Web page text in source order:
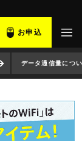
お申込
データ通信量につ